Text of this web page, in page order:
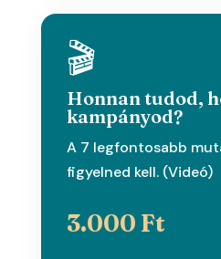
🎬
Honnan tudod,
kampányod?
A 7 legfontosabb
figyelned kell. (Videó)
3.000 Ft